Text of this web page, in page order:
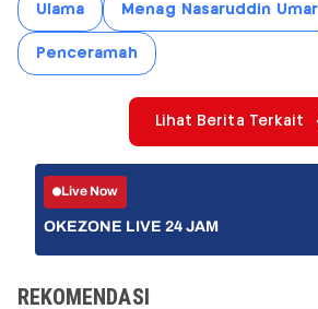
Ulama Menag Nasaruddin Umar
Penceramah
Lihat Berita Terkait
Live Now
OKEZONE LIVE 24 JAM